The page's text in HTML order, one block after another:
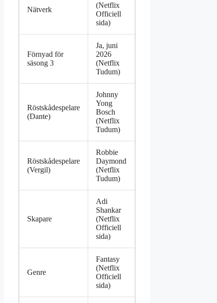
Nätverk
(Netflix
Officiell
sida)
Förnyad för
säsong 3
Ja, juni
2026
(Netflix
Tudum)
Röstskådespelare
(Dante)
Johnny
Yong
Bosch
(Netflix
Tudum)
Röstskådespelare
(Vergil)
Robbie
Daymond
(Netflix
Tudum)
Skapare
Adi
Shankar
(Netflix
Officiell
sida)
Genre
Fantasy
(Netflix
Officiell
sida)